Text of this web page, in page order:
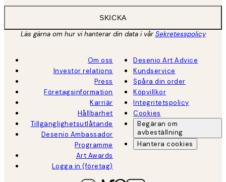
SKICKA
Läs gärna om hur vi hanterar din data i vårSekretesspolicy
Om oss
Investor relations
Press
Företagsinformation
Karriär
Hållbarhet
Tillgänglighetsutlåtande
Desenio Ambassador
Programme
Art Awards
Logga in (företag)
Desenio Art Advice
Kundservice
Spåra din order
Köpvillkor
Integritetspolicy
Cookies
Begäran om
avbeställning
Hantera cookies